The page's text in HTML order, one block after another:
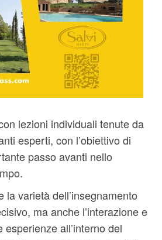
lezioni individuali tenute da
esperti, con l’obiettivo di
passo avanti nello
la varietà dell’insegnamento
ma anche l’interazione e
all’interno del